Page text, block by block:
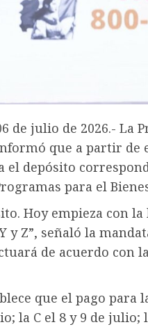
de julio de 2026.- La
que a partir de
el depósito
para el
Hoy empieza con
y Z”, señaló la
de acuerdo
que el pago para
la C el 8 y 9 de julio;